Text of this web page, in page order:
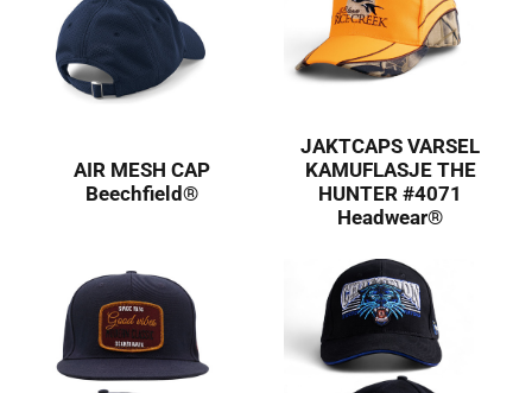
AIR MESH CAP
Beechfield®
JAKTCAPS VARSEL
KAMUFLASJE THE
HUNTER #4071
Headwear®